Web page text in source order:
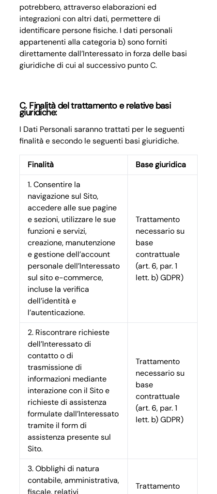
potrebbero, attraverso elaborazioni ed
integrazioni con altri dati, permettere di
identificare persone fisiche. I dati personali
appartenenti alla categoria b) sono forniti
direttamente dall’Interessato in forza delle basi
giuridiche di cui al successivo punto C.
C. Finalità del trattamento e relative basi
giuridiche:
I Dati Personali saranno trattati per le seguenti
finalità e secondo le seguenti basi giuridiche.
Finalità
Base giuridica
1. Consentire la
navigazione sul Sito,
accedere alle sue pagine
e sezioni, utilizzare le sue
funzioni e servizi,
creazione, manutenzione
e gestione dell’account
personale dell’Interessato
sul sito e-commerce,
incluse la verifica
dell’identità e
l’autenticazione.
Trattamento
necessario su
base
contrattuale
(art. 6, par. 1
lett. b) GDPR)
2. Riscontrare richieste
dell’Interessato di
contatto o di
trasmissione di
informazioni mediante
interazione con il Sito e
richieste di assistenza
formulate dall’Interessato
tramite il form di
assistenza presente sul
Sito.
Trattamento
necessario su
base
contrattuale
(art. 6, par. 1
lett. b) GDPR)
3. Obblighi di natura
contabile, amministrativa,
fiscale, relativi
Trattamento